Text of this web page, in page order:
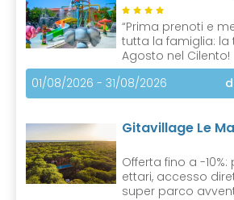
“Prima prenoti e
tutta la famiglia: la
Agosto nel Cilento!
01/08/2026 - 31/08/2026
Gitavillage Le
Offerta fino a -
ettari, accesso
super parco